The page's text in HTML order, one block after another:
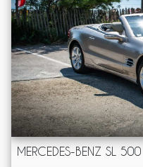
MERCEDES-BENZ SL 500